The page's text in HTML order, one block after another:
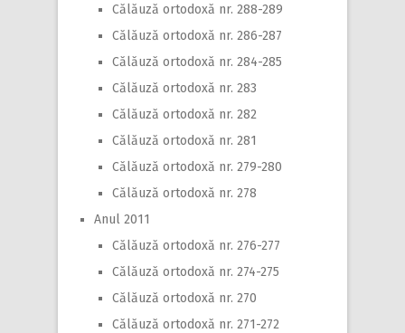
Călăuză ortodoxă nr. 288-289
Călăuză ortodoxă nr. 286-287
Călăuză ortodoxă nr. 284-285
Călăuză ortodoxă nr. 283
Călăuză ortodoxă nr. 282
Călăuză ortodoxă nr. 281
Călăuză ortodoxă nr. 279-280
Călăuză ortodoxă nr. 278
Anul 2011
Călăuză ortodoxă nr. 276-277
Călăuză ortodoxă nr. 274-275
Călăuză ortodoxă nr. 270
Călăuză ortodoxă nr. 271-272